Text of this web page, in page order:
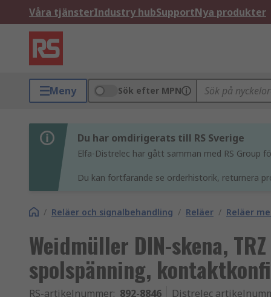
Våra tjänsterIndustry hubSupportNya produkter
Meny Sök efter MPN
Du har omdirigerats till RS Sverige
Elfa-Distrelec har gått samman med RS Group
Du kan fortfarande se orderhistorik, returnera
/ Reläer och signalbehandling / Reläer / Reläer
Weidmüller DIN-skena,
spolspänning,
RS-artikelnummer: 892-8846 Distrelec